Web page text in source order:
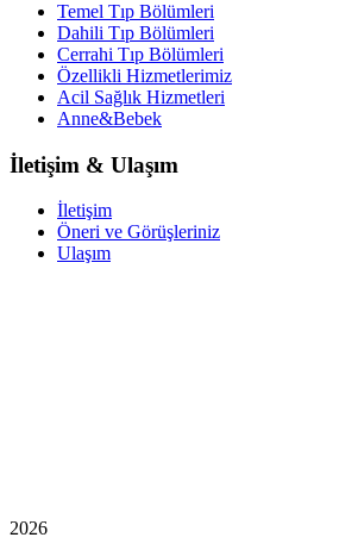
Temel Tıp Bölümleri
Dahili Tıp Bölümleri
Cerrahi Tıp Bölümleri
Özellikli Hizmetlerimiz
Acil Sağlık Hizmetleri
Anne&Bebek
İletişim & Ulaşım
İletişim
Öneri ve Görüşleriniz
Ulaşım
2026